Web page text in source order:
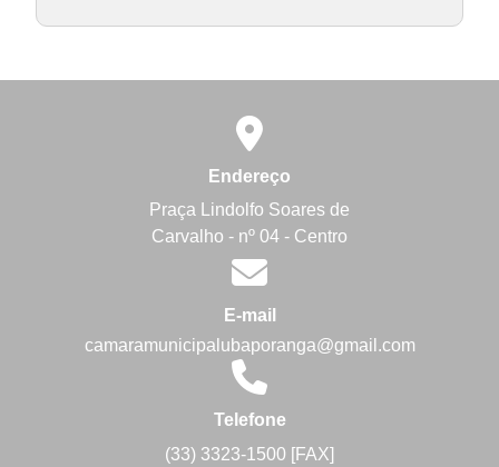
Endereço
Praça Lindolfo Soares de
Carvalho - nº 04 - Centro
E-mail
camaramunicipalubaporanga@gmail.com
Telefone
(33) 3323-1500 [FAX]